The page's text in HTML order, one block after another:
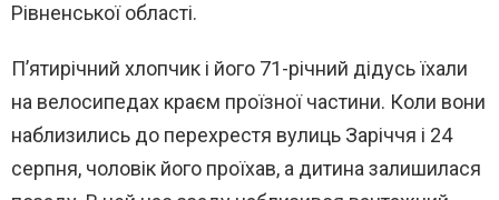
Рівненської області.
П’ятирічний хлопчик і його 71-річний дідусь їхали
на велосипедах краєм проїзної частини. Коли вони
наблизились до перехрестя вулиць Заріччя і 24
серпня, чоловік його проїхав, а дитина залишилася